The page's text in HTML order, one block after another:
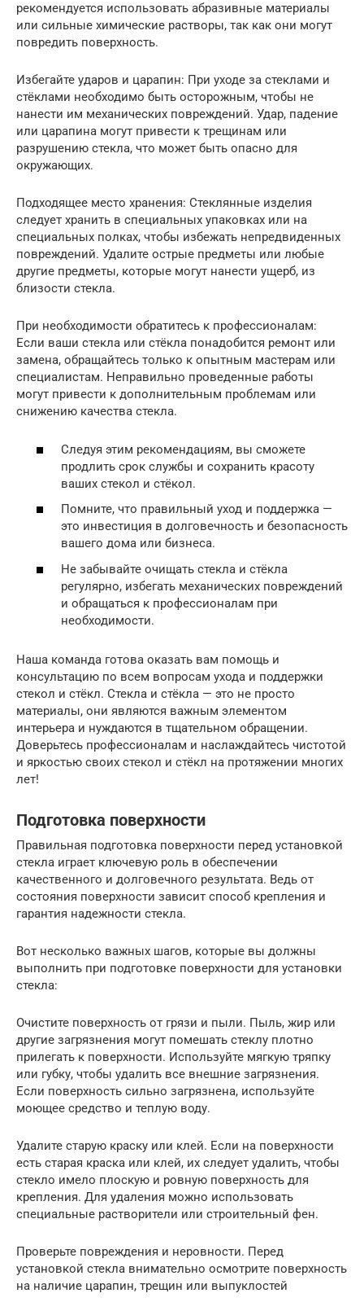
рекомендуется использовать абразивные материалы
или сильные химические растворы, так как они могут
повредить поверхность.
Избегайте ударов и царапин: При уходе за стеклами и
стёклами необходимо быть осторожным, чтобы не
нанести им механических повреждений. Удар, падение
или царапина могут привести к трещинам или
разрушению стекла, что может быть опасно для
окружающих.
Подходящее место хранения: Стеклянные изделия
следует хранить в специальных упаковках или на
специальных полках, чтобы избежать непредвиденных
повреждений. Удалите острые предметы или любые
другие предметы, которые могут нанести ущерб, из
близости стекла.
При необходимости обратитесь к профессионалам:
Если ваши стекла или стёкла понадобится ремонт или
замена, обращайтесь только к опытным мастерам или
специалистам. Неправильно проведенные работы
могут привести к дополнительным проблемам или
снижению качества стекла.
Следуя этим рекомендациям, вы сможете
продлить срок службы и сохранить красоту
ваших стекол и стёкол.
Помните, что правильный уход и поддержка —
это инвестиция в долговечность и безопасность
вашего дома или бизнеса.
Не забывайте очищать стекла и стёкла
регулярно, избегать механических повреждений
и обращаться к профессионалам при
необходимости.
Наша команда готова оказать вам помощь и
консультацию по всем вопросам ухода и поддержки
стекол и стёкл. Стекла и стёкла — это не просто
материалы, они являются важным элементом
интерьера и нуждаются в тщательном обращении.
Доверьтесь профессионалам и наслаждайтесь чистотой
и яркостью своих стекол и стёкл на протяжении многих
лет!
Подготовка поверхности
Правильная подготовка поверхности перед установкой
стекла играет ключевую роль в обеспечении
качественного и долговечного результата. Ведь от
состояния поверхности зависит способ крепления и
гарантия надежности стекла.
Вот несколько важных шагов, которые вы должны
выполнить при подготовке поверхности для установки
стекла:
Очистите поверхность от грязи и пыли. Пыль, жир или
другие загрязнения могут помешать стеклу плотно
прилегать к поверхности. Используйте мягкую тряпку
или губку, чтобы удалить все внешние загрязнения.
Если поверхность сильно загрязнена, используйте
моющее средство и теплую воду.
Удалите старую краску или клей. Если на поверхности
есть старая краска или клей, их следует удалить, чтобы
стекло имело плоскую и ровную поверхность для
крепления. Для удаления можно использовать
специальные растворители или строительный фен.
Проверьте повреждения и неровности. Перед
установкой стекла внимательно осмотрите поверхность
на наличие царапин, трещин или выпуклостей